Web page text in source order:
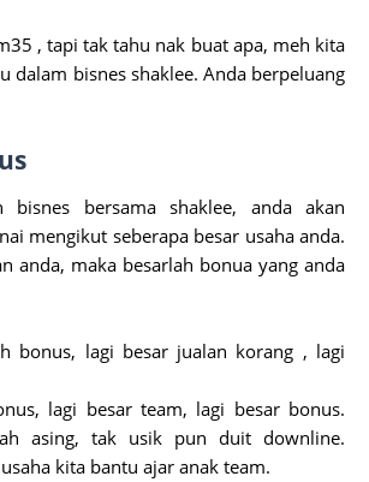
, tapi tak tahu nak buat apa, meh kita
dalam bisnes shaklee. Anda berpeluang
bisnes bersama shaklee, anda akan
mengikut seberapa besar usaha anda.
anda, maka besarlah bonua yang anda
bonus, lagi besar jualan korang , lagi
lagi besar team, lagi besar bonus.
asing, tak usik pun duit downline.
kita bantu ajar anak team.